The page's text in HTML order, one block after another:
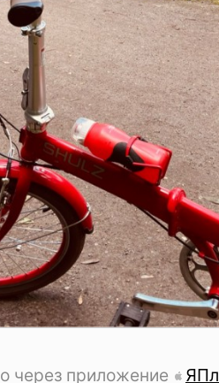
через приложение